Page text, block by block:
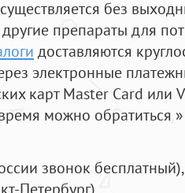
без
препараты для
доставляются
электронные
карт Master Card или
можно обратиться
звонок бесплатный),